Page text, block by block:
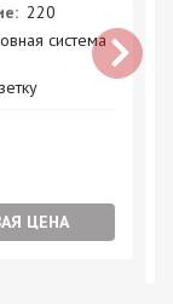
220
система
ЦЕНА